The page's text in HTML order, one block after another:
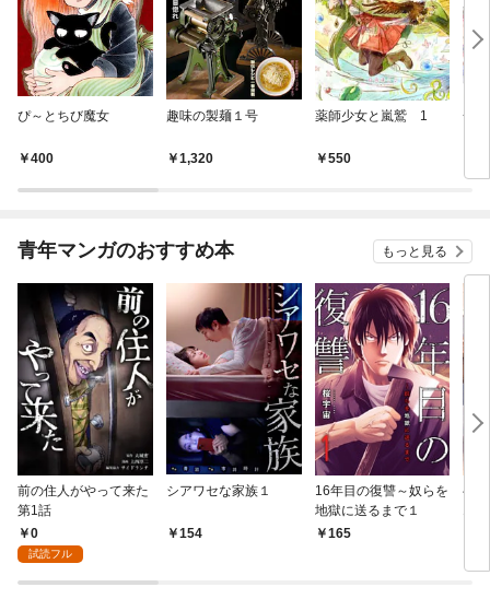
ぴ～とちび魔女
400
趣味の製麺１号
1,320
薬師少女と嵐鷲 1
550
一
青年マンガのおすすめ本 もっと見る
前の住人がやって来た
第1話
0
試読フル
シアワセな家族１
154
16年目の復讐～奴らを
地獄に送るまで１
165
ベ